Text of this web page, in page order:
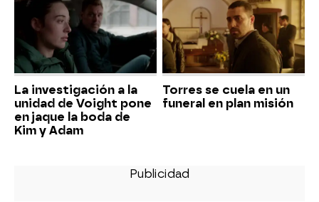
La investigación a la
unidad de Voight pone
en jaque la boda de
Kim y Adam
Torres se cuela en un
funeral en plan misión